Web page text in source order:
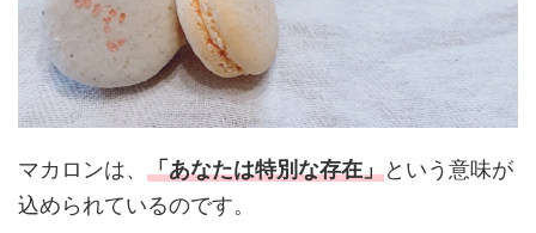
マカロンは、 「あなたは特別な存在」という意味が
込められているのです。